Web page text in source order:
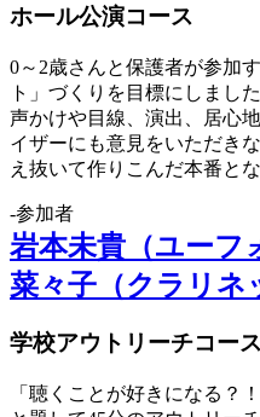
ホール公演コース
0～2歳さんと保護者が参加
ト」づくりを目標にしまし
声かけや目線、演出、居心
イザーにも意見をいただき
え抜いて作りこんだ本番と
‐参加者
岩本未貴（ユーフ
菜々子（クラリネ
学校アウトリーチコース
「聴くことが好きになる？